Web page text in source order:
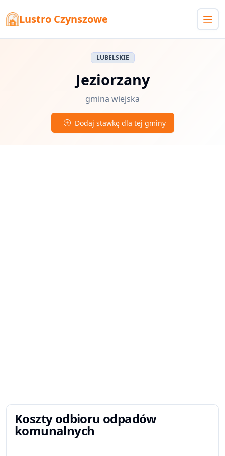
Lustro Czynszowe
LUBELSKIE
Jeziorzany
gmina wiejska
Dodaj stawkę dla tej gminy
Koszty odbioru odpadów
komunalnych